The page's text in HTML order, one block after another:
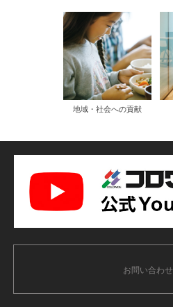
地域・社会への貢献
お問い合わせ